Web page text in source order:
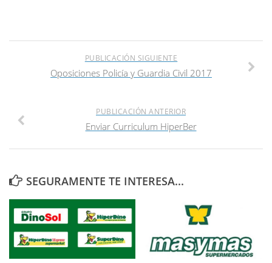
PUBLICACIÓN SIGUIENTE
Oposiciones Policía y Guardia Civil 2017
PUBLICACIÓN ANTERIOR
Enviar Curriculum HiperBer
SEGURAMENTE TE INTERESA...